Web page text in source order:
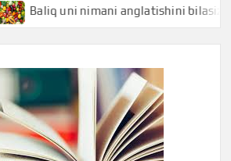
Baliq uni nimani anglatishini bilasizmi